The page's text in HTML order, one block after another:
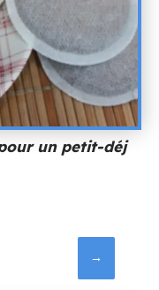
un petit-déj